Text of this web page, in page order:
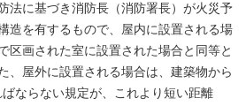
法に基づき消防長（消防署長）が火災予
造を有するもので、屋内に設置される場
区画された室に設置された場合と同等と
、屋外に設置される場合は、建築物から
ならない規定が、これより短い距離